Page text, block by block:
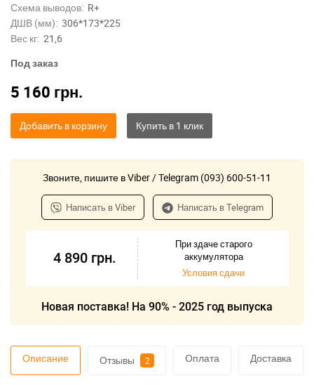
Схема выводов: R+
ДШВ (мм): 306*173*225
Вес кг: 21,6
Под заказ
5 160 грн.
Добавить в корзину
Звоните, пишите в Viber / Telegram (093) 600-51-11
Написать в Viber Написать в Telegram
4 890 грн.
При здаче старого
аккумулятора
Условия сдачи
Новая поставка! На 90% - 2025 год выпуска
Описание Отзывы 2 Оплата Доставка